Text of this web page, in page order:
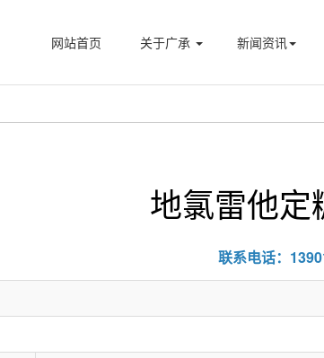
网站首页 关于广承 新闻资讯
地氯雷他定
联系电话：